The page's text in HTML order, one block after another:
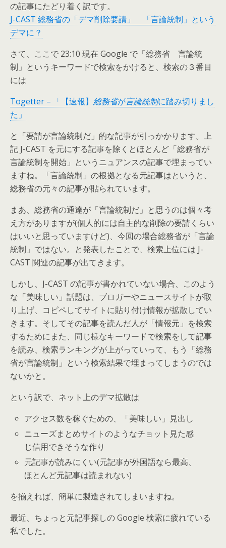
の記事にたどり着く訳です。
J-CAST 総務省の「デマ削除要請」 「言論統制」という
デマに？
さて、ここで 23:10 現在 Google で「総務省 言論統
制」というキーワードで検索をかけると、検索の３番目
には
Togetter – 「【速報】 総務省が言論統制に踏み切りまし
た」
と「要請が言論統制だ」的な記事が引っかかります。上
記 J-CAST を元にする記事を除くとほとんど「総務省が
言論統制を開始」というニュアンスの記事で埋まってい
ますね。「言論統制」の根拠となる元記事はというと、
総務省の元々の記事が貼られています。
まあ、総務省の通達が「言論統制だ」と思うのは個々考
え方がありますが(個人的には自主的な削除の要請くらい
はいいと思っていますけど)、今回の場合総務省が「言論
統制」ではない。と発表したことで、検索上位には J-
CAST 関連の記事が出てきます。
しかし、J-CAST の記事が書かれていない場合、このよう
な「美味しい」話題は、ブロガーやニュースサイトが取
り上げ、コピペしてサイトに貼り付け情報が拡散してい
きます。そしてその記事を読んだ人が「情報元」を検索
するためにまた、同じ様なキーワードで検索をして記事
を読み、検索ランキングが上がっていって、もう「総務
省が言論統制」という検索結果で埋まってしまうのでは
ないかと。
という訳で、ネット上のデマ拡散は
アクセス数を稼ぐための、「美味しい」見出し
ニューズまとめサイトのようなチョット見た感
じ信用できそうな作り
元記事が読みにくい(元記事が外国語なら最高、
ほとんど元記事は読まれない)
を揃えれば、簡単に製造されてしまいますね。
最近、ちょっと元記事探しの Google 検索に疲れている
私でした。